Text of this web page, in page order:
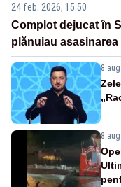
24 feb. 2026, 15:50
Complot dejucat în
plănuiau
8
8